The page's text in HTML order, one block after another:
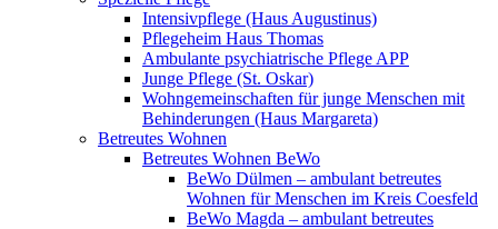
Intensivpflege (Haus Augustinus)
Pflegeheim Haus Thomas
Ambulante psychiatrische Pflege APP
Junge Pflege (St. Oskar)
Wohngemeinschaften für junge Menschen mit
Behinderungen (Haus Margareta)
Betreutes Wohnen
Betreutes Wohnen BeWo
BeWo Dülmen – ambulant betreutes
Wohnen für Menschen im Kreis Coesfeld
BeWo Magda – ambulant betreutes